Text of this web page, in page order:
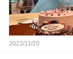
2023/11/20